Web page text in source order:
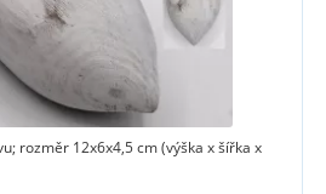
rozměr 12x6x4,5 cm (výška x šířka x